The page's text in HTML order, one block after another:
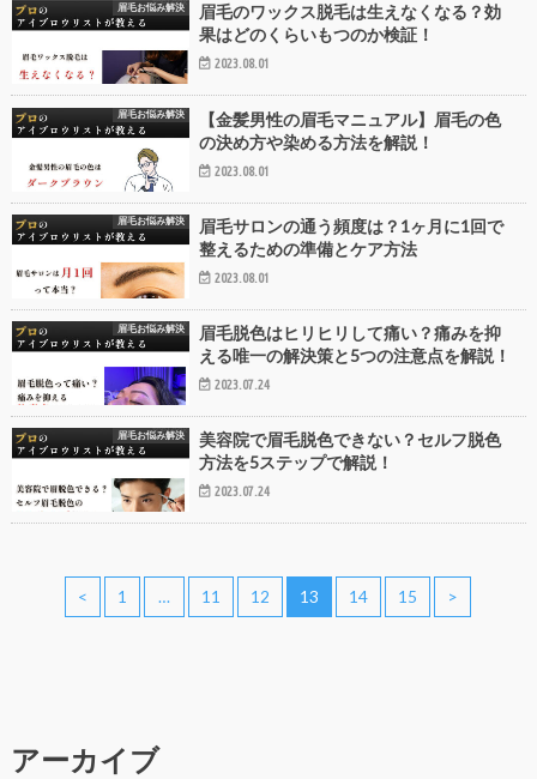
眉毛お悩み解決
眉毛のワックス脱毛は生えなくなる？効
果はどのくらいもつのか検証！
2023.08.01
眉毛お悩み解決
【金髪男性の眉毛マニュアル】眉毛の色
の決め方や染める方法を解説！
2023.08.01
眉毛お悩み解決
眉毛サロンの通う頻度は？1ヶ月に1回で
整えるための準備とケア方法
2023.08.01
眉毛お悩み解決
眉毛脱色はヒリヒリして痛い？痛みを抑
える唯一の解決策と5つの注意点を解説！
2023.07.24
眉毛お悩み解決
美容院で眉毛脱色できない？セルフ脱色
方法を5ステップで解説！
2023.07.24
< 1 … 11 12 13 14 15 >
アーカイブ